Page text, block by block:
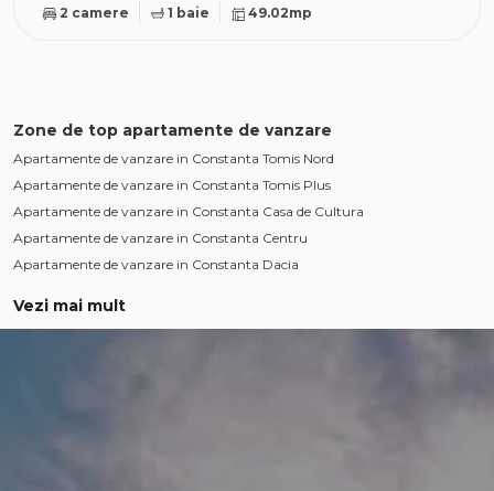
2 camere 1 baie 49.02mp
Zone de top apartamente de vanzare
Apartamente de vanzare in Constanta Tomis Nord
Apartamente de vanzare in Constanta Tomis Plus
Apartamente de vanzare in Constanta Casa de Cultura
Apartamente de vanzare in Constanta Centru
Apartamente de vanzare in Constanta Dacia
Vezi mai mult